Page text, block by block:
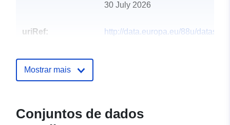
30 July 2026
uriRef:
http://data.europa.eu/88u/dataset/
Mostrar mais
Conjuntos de dados